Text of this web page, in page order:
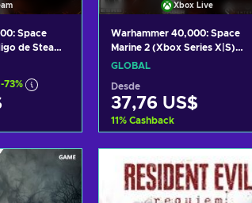
Space
de Steam
-73%
Xbox Live
Warhammer 40,000: Space
Marine 2 (Xbox Series X|S)
Código de XBOX LIVE GLOBAL
GLOBAL
Desde
37,76 US$
11% Cashback
Ver ofertas